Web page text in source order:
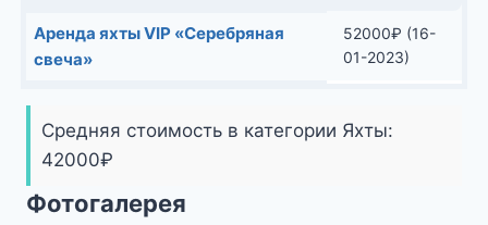
Аренда яхты VIP «Серебряная
свеча»
52000₽ (16-
01-2023)
Средняя стоимость в категории Яхты:
42000₽
Фотогалерея